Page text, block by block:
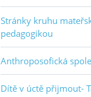
Stránky kruhu
pedagogikou
Anthroposofická
Dítě v úctě přijmout-